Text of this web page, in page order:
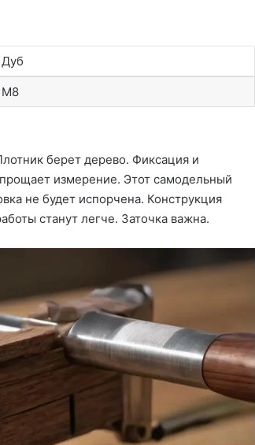
Дуб
М8
берет дерево. Фиксация и
измерение. Этот самодельный
не будет испорчена. Конструкция
станут легче. Заточка важна.